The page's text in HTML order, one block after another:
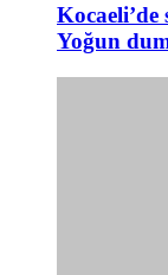
Kocaeli’de
Yoğun